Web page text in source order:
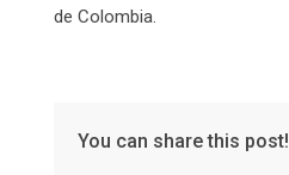
de Colombia.
You can share this post!